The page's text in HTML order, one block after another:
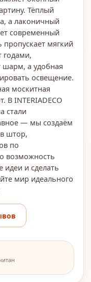
Тёплый
а лаконичный
современный
пропускает мягкий
годами,
шарм, а удобная
освещение.
москитная
В INTERIADECO
стали
— мы создаём
штор,
по
возможность
и сделать
мир идеального